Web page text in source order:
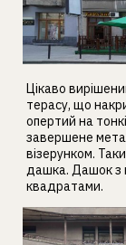
Цікаво
терасу, що
опертий на
завершене
візерунком.
дашка. Дашок з
квадратами.